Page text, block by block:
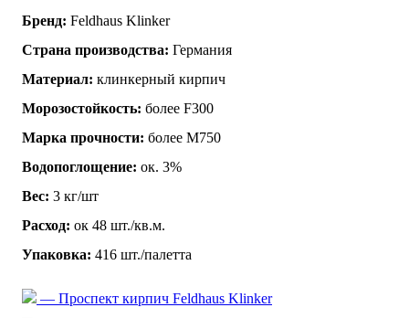
Бренд: Feldhaus Klinker
Страна производства: Германия
Материал: клинкерный кирпич
Морозостойкость: более F300
Марка прочности: более М750
Водопоглощение: ок. 3%
Вес: 3 кг/шт
Расход: ок 48 шт./кв.м.
Упаковка: 416 шт./палетта
— Проспект кирпич Feldhaus Klinker